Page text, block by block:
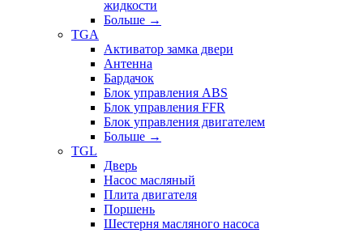
жидкости
Больше →
TGA
Активатор замка двери
Антенна
Бардачок
Блок управления ABS
Блок управления FFR
Блок управления двигателем
Больше →
TGL
Дверь
Насос масляный
Плита двигателя
Поршень
Шестерня масляного насоса